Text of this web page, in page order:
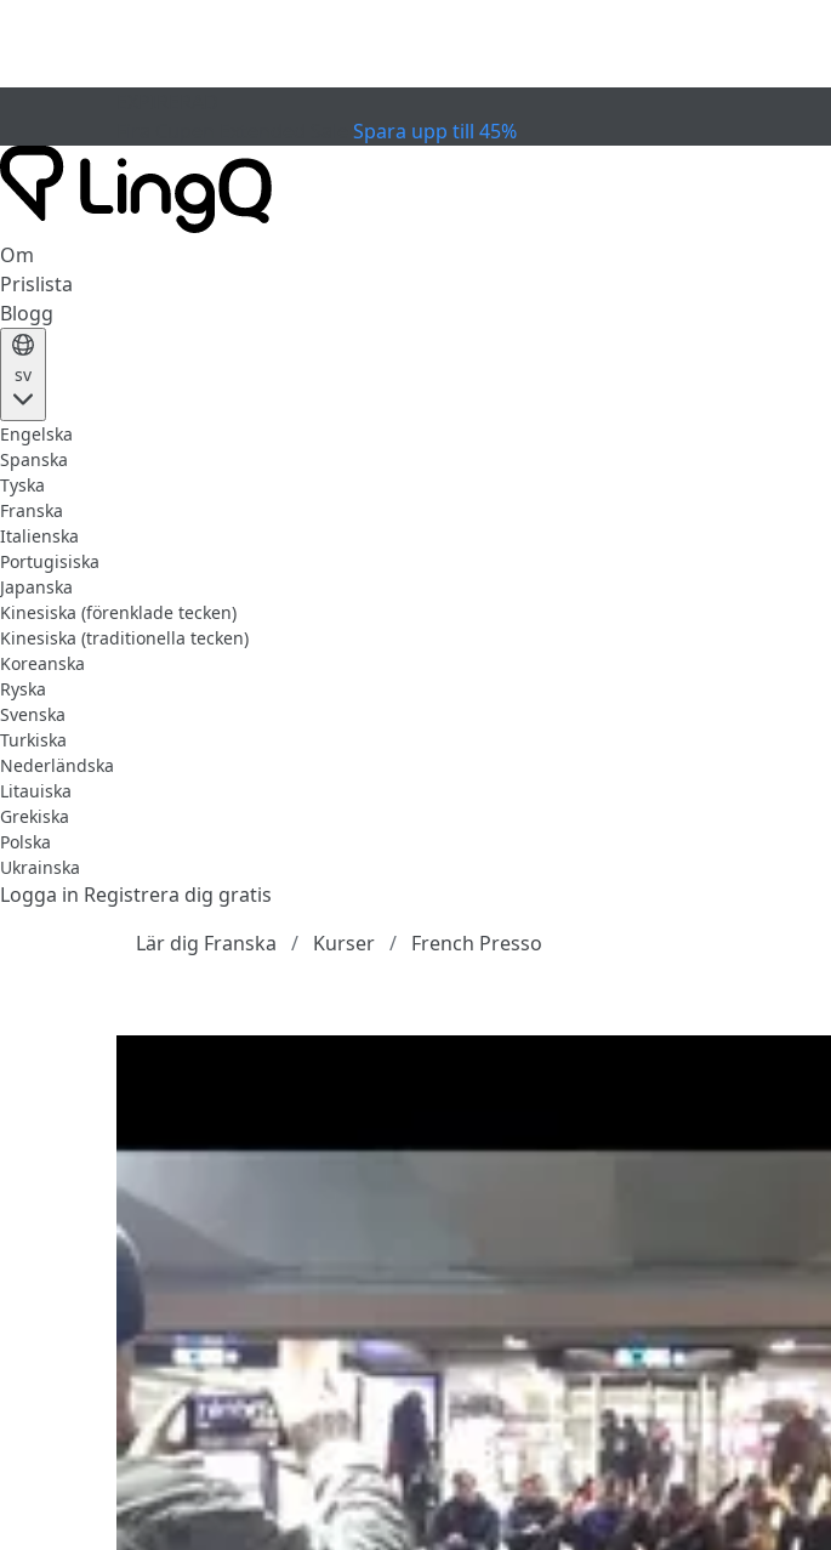
Spara upp till 45%
Om
Prislista
Blogg
sv
Engelska
Spanska
Tyska
Franska
Italienska
Portugisiska
Japanska
Kinesiska (förenklade tecken)
Kinesiska (traditionella tecken)
Koreanska
Ryska
Svenska
Turkiska
Nederländska
Litauiska
Grekiska
Polska
Ukrainska
Logga in Registrera dig gratis
Lär dig Franska
Kurser French Presso